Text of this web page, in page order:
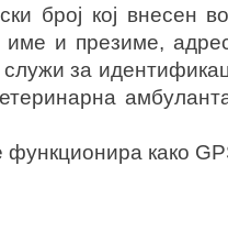
број кој внесен
име и презиме,
за
функционира како